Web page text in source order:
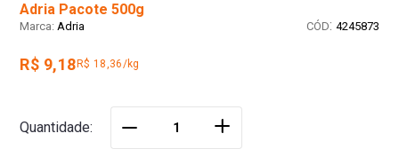
Adria Pacote 500g
Adria : 4245873
R$ 9,18 R$ 18,36/kg
Quantidade ＋